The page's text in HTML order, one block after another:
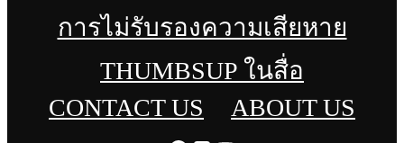
การไม่รับรองความเสียหาย
THUMBSUP ในสื่อ
CONTACT US
ABOUT US